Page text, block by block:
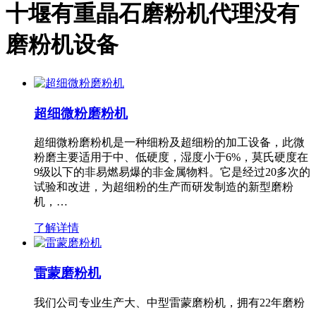
十堰有重晶石磨粉机代理没有
磨粉机设备
超细微粉磨粉机
超细微粉磨粉机是一种细粉及超细粉的加工设备，此微
粉磨主要适用于中、低硬度，湿度小于6%，莫氏硬度在
9级以下的非易燃易爆的非金属物料。它是经过20多次的
试验和改进，为超细粉的生产而研发制造的新型磨粉
机，…
了解详情
雷蒙磨粉机
我们公司专业生产大、中型雷蒙磨粉机，拥有22年磨粉